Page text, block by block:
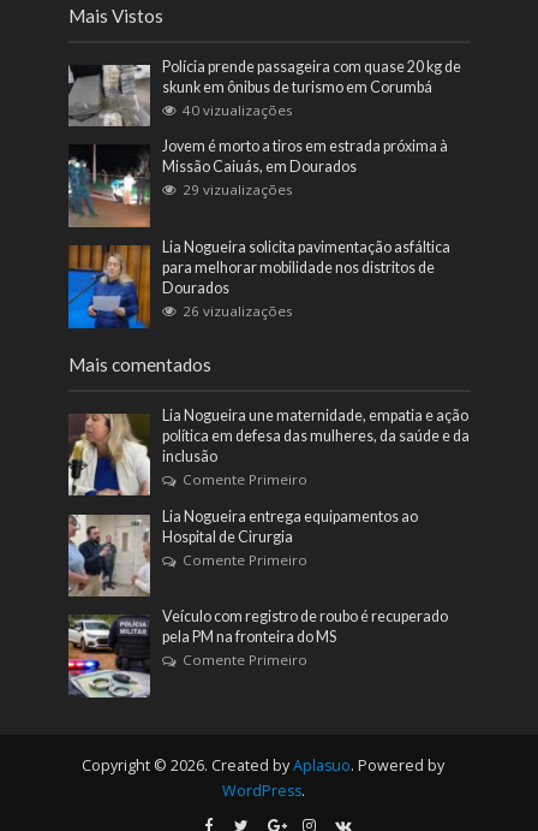
Mais Vistos
Polícia prende passageira com quase 20 kg de
skunk em ônibus de turismo em Corumbá
40 vizualizações
Jovem é morto a tiros em estrada próxima à
Missão Caiuás, em Dourados
29 vizualizações
Lia Nogueira solicita pavimentação asfáltica
para melhorar mobilidade nos distritos de
Dourados
26 vizualizações
Mais comentados
Lia Nogueira une maternidade, empatia e ação
política em defesa das mulheres, da saúde e da
inclusão
Comente Primeiro
Lia Nogueira entrega equipamentos ao
Hospital de Cirurgia
Comente Primeiro
Veículo com registro de roubo é recuperado
pela PM na fronteira do MS
Comente Primeiro
Copyright © 2026. Created byAplasuo. Powered by
WordPress.